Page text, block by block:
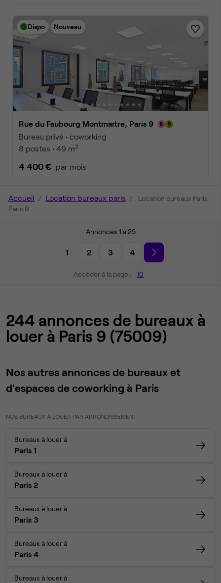
Dispo Nouveau
Rue du Faubourg Montmartre, Paris 9
Bureau privé • coworking
8 postes • 49 m2
4 400 € par mois
Accueil Location bureaux paris
Location bureaux Paris
Paris 9
Annonces 1 à 25
1 2 3 4
Accéder à la page : 10
244 annonces de bureaux à
louer à Paris 9 (75009)
Nos autres annonces de bureaux et
d'espaces de coworking à Paris
NOS BUREAUX À LOUER PAR ARRONDISSEMENT
Bureaux à louer à
Paris 1
Bureaux à louer à
Paris 2
Bureaux à louer à
Paris 3
Bureaux à louer à
Paris 4
Bureaux à louer à